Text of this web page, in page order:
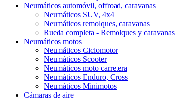
Neumáticos automóvil, offroad, caravanas
Neumáticos SUV, 4x4
Neumáticos remolques, caravanas
Rueda completa - Remolques y caravanas
Neumáticos motos
Neumáticos Ciclomotor
Neumáticos Scooter
Neumáticos moto carretera
Neumáticos Enduro, Cross
Neumáticos Minimotos
Cámaras de aire